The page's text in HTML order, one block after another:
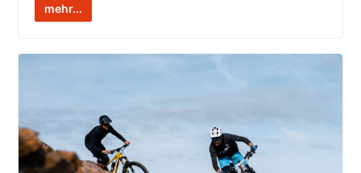
mehr...